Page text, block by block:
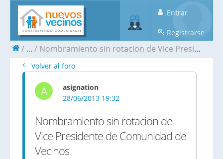
Entrar
Registrarse
... Nombramiento sin rotacion de Vice Presidente de Comunidad de Vecinos
Volver al foro
A
asignation
28/06/2013 19:32
Nombramiento sin rotacion de
Vice Presidente de Comunidad de
Vecinos